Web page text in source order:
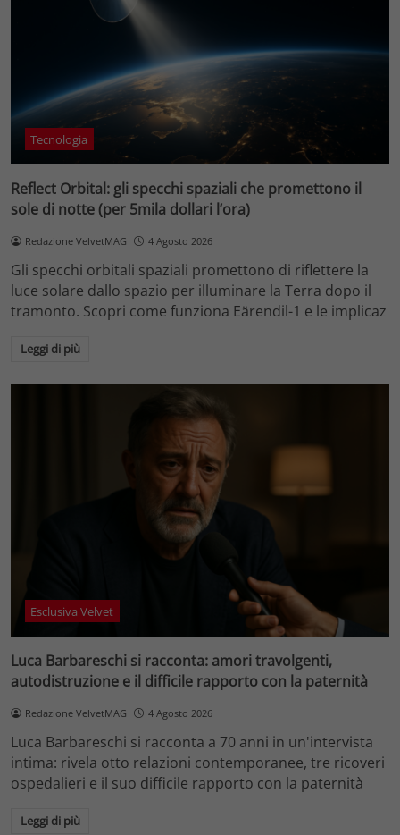
Tecnologia
Reflect Orbital: gli specchi spaziali che promettono il
sole di notte (per 5mila dollari l’ora)
Redazione VelvetMAG 4 Agosto 2026
Gli specchi orbitali spaziali promettono di riflettere la
luce solare dallo spazio per illuminare la Terra dopo il
tramonto. Scopri come funziona Eärendil-1 e le implicaz
Leggi di più
Esclusiva Velvet
Luca Barbareschi si racconta: amori travolgenti,
autodistruzione e il difficile rapporto con la paternità
Redazione VelvetMAG 4 Agosto 2026
Luca Barbareschi si racconta a 70 anni in un'intervista
intima: rivela otto relazioni contemporanee, tre ricoveri
ospedalieri e il suo difficile rapporto con la paternità
Leggi di più